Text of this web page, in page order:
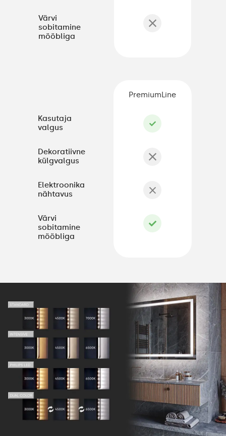
Värvi
sobitamine
mööbliga
Kasutaja
valgus
Dekoratiivne
külgvalgus
Elektroonika
nähtavus
Värvi
sobitamine
mööbliga
PremiumLine